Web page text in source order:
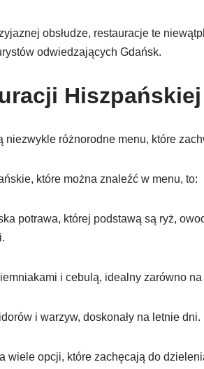
obsłudze, restauracje te
odwiedzających Gdańsk.
Hiszpańskiej
niezwykle różnorodne menu, które
które można znaleźć w menu, to:
potrawa, której podstawą są ryż,
i cebulą, idealny zarówno na
i warzyw, doskonały na letnie dni.
wiele opcji, które zachęcają do